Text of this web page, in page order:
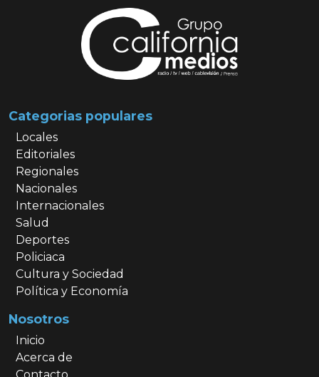
Categorias populares
Locales
Editoriales
Regionales
Nacionales
Internacionales
Salud
Deportes
Policiaca
Cultura y Sociedad
Política y Economía
Nosotros
Inicio
Acerca de
Contacto